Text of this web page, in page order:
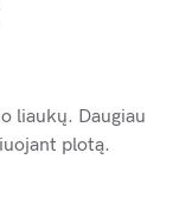
liaukų. Daugiau
plotą.